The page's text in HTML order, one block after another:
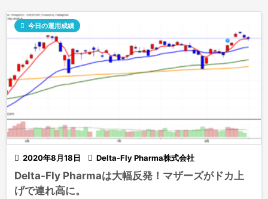
 2020年8月18日
 今日の運用成績
 Delta-Fly Pharma株式会社
Delta-Fly Pharmaは大幅反発！マザーズがドカ上
げで連れ高に。